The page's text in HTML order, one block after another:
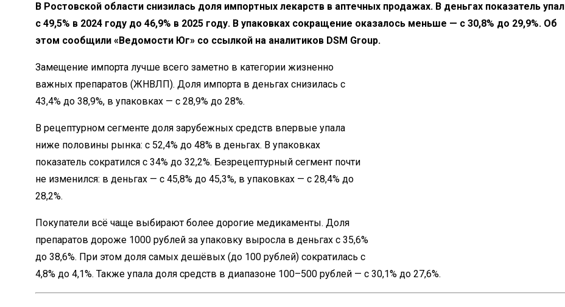
В Ростовской области снизилась доля импортных лекарств в аптечных продажах. В деньгах показатель упал
с 49,5% в 2024 году до 46,9% в 2025 году. В упаковках сокращение оказалось меньше — с 30,8% до 29,9%. Об
этом сообщили «Ведомости Юг» со ссылкой на аналитиков DSM Group.
Замещение импорта лучше всего заметно в категории жизненно
важных препаратов (ЖНВЛП). Доля импорта в деньгах снизилась с
43,4% до 38,9%, в упаковках — с 28,9% до 28%.
В рецептурном сегменте доля зарубежных средств впервые упала
ниже половины рынка: с 52,4% до 48% в деньгах. В упаковках
показатель сократился с 34% до 32,2%. Безрецептурный сегмент почти
не изменился: в деньгах — с 45,8% до 45,3%, в упаковках — с 28,4% до
28,2%.
Покупатели всё чаще выбирают более дорогие медикаменты. Доля
препаратов дороже 1000 рублей за упаковку выросла в деньгах с 35,6%
до 38,6%. При этом доля самых дешёвых (до 100 рублей) сократилась с
4,8% до 4,1%. Также упала доля средств в диапазоне 100–500 рублей — с 30,1% до 27,6%.